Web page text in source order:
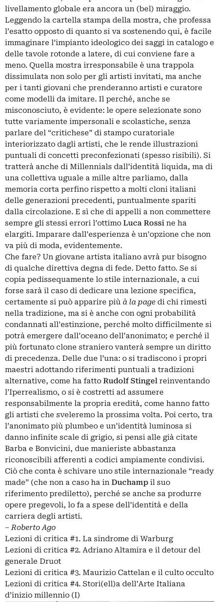
livellamento globale era ancora un (bel) miraggio.
Leggendo la cartella stampa della mostra, che professa
l’esatto opposto di quanto si va sostenendo qui, è facile
immaginare l’impianto ideologico dei saggi in catalogo e
delle tavole rotonde a latere, di cui conviene fare a
meno. Quella mostra irresponsabile è una trappola
dissimulata non solo per gli artisti invitati, ma anche
per i tanti giovani che prenderanno artisti e curatore
come modelli da imitare. Il perché, anche se
misconosciuto, è evidente: le opere selezionate sono
tutte variamente impersonali e scolastiche, senza
parlare del “critichese” di stampo curatoriale
interiorizzato dagli artisti, che le rende illustrazioni
puntuali di concetti preconfezionati (spesso risibili). Si
tratterà anche di Millennials dall’identità liquida, ma di
una collettiva uguale a mille altre parliamo, dalla
memoria corta perfino rispetto a molti cloni italiani
delle generazioni precedenti, puntualmente spariti
dalla circolazione. E sì che di appelli a non commettere
sempre gli stessi errori l’ottimo Luca Rossi ne ha
elargiti. Imparare dall’esperienza è un’opzione che non
va più di moda, evidentemente.
Che fare? Un giovane artista italiano avrà pur bisogno
di qualche direttiva degna di fede. Detto fatto. Se si
copia pedissequamente lo stile internazionale, a cui
forse sarà il caso di dedicare una lezione specifica,
certamente si può apparire più à la page di chi rimesti
nella tradizione, ma si è anche con ogni probabilità
condannati all’estinzione, perché molto difficilmente si
potrà emergere dall’oceano dell’anonimato; e perché il
più fortunato clone straniero vanterà sempre un diritto
di precedenza. Delle due l’una: o si tradiscono i propri
maestri adottando riferimenti puntuali a tradizioni
alternative, come ha fatto Rudolf Stingel reinventando
l’Iperrealismo, o si è costretti ad assumere
responsabilmente la propria eredità, come hanno fatto
gli artisti che sveleremo la prossima volta. Poi certo, tra
l’anonimato più plumbeo e un’identità luminosa si
danno infinite scale di grigio, si pensi alle già citate
Barba e Bonvicini, due manieriste abbastanza
riconoscibili afferenti a codici ampiamente condivisi.
Ciò che conta è schivare uno stile internazionale “ready
made” (che non a caso ha in Duchamp il suo
riferimento prediletto), perché se anche sa produrre
opere pregevoli, lo fa a spese dell’identità e della
carriera degli artisti.
‒Roberto Ago
Lezioni di critica #1. La sindrome di Warburg
Lezioni di critica #2. Adriano Altamira e il detour del
generale Druot
Lezioni di critica #3. Maurizio Cattelan e il culto occulto
Lezioni di critica #4. Stori(ell)a dell’Arte Italiana
d’inizio millennio (I)